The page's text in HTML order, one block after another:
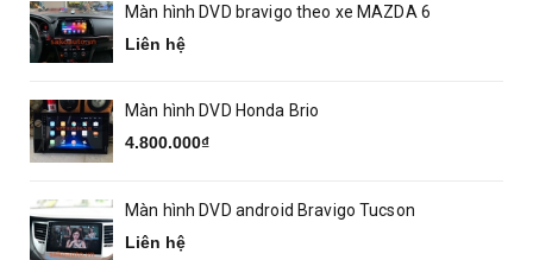
Màn hình DVD bravigo theo xe MAZDA 6
Liên hệ
Màn hình DVD Honda Brio
4.800.000₫
Màn hình DVD android Bravigo Tucson
Liên hệ